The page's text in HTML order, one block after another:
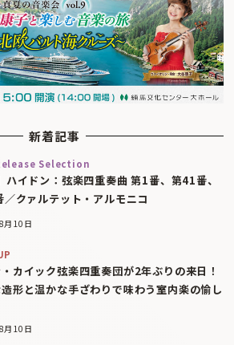
新着記事
Selection
ハイドン：弦楽四重奏曲 第1番、第41番、
／クァルテット・アルモニコ
月10日
カイック弦楽四重奏団が2年ぶりの来日！
形と温かな手ざわりで味わう室内楽の愉し
月10日